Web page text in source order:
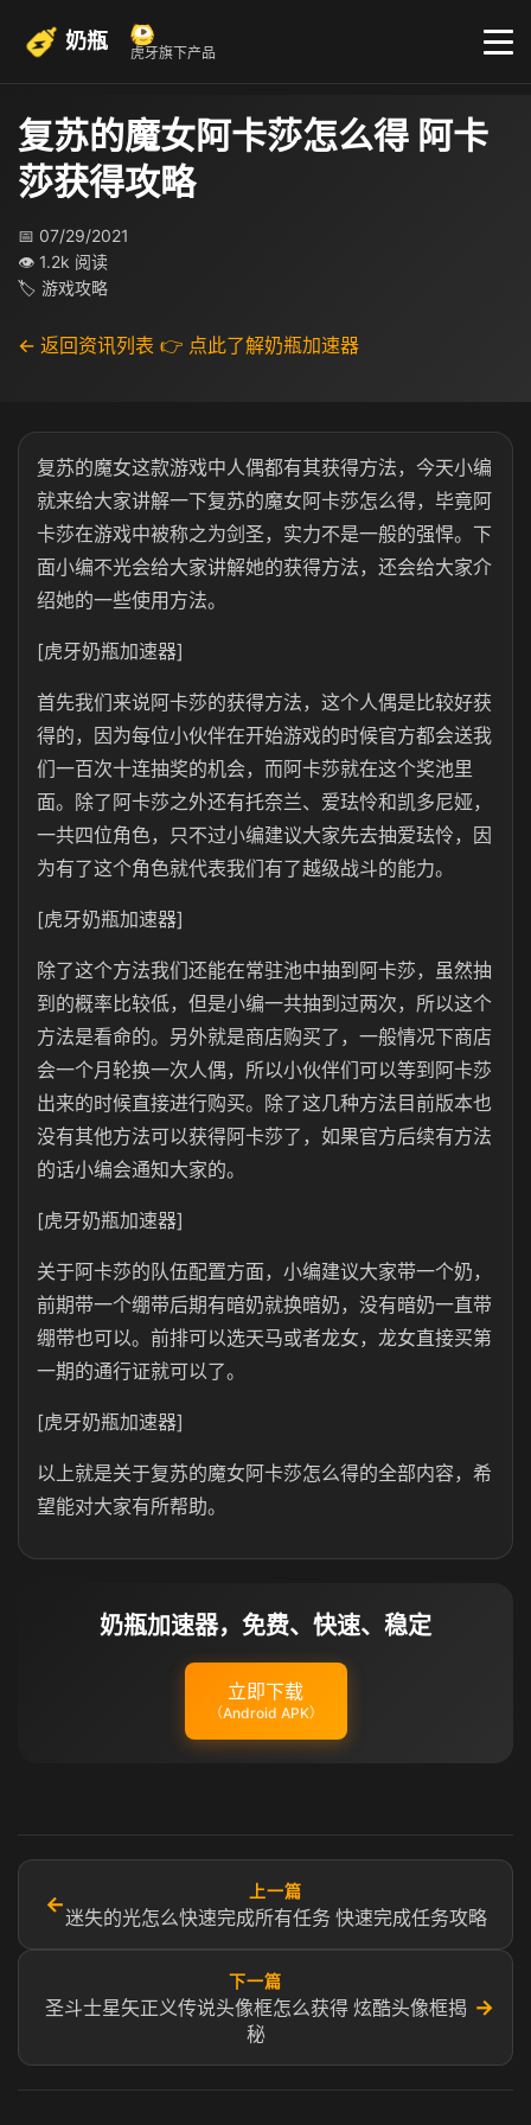
奶瓶 虎牙旗下产品
复苏的魔女阿卡莎怎么得 阿卡
莎获得攻略
📅 07/29/2021
👁 1.2k 阅读
🏷 游戏攻略
← 返回资讯列表 👉 点此了解奶瓶加速器
复苏的魔女这款游戏中人偶都有其获得方法，今天小编
就来给大家讲解一下复苏的魔女阿卡莎怎么得，毕竟阿
卡莎在游戏中被称之为剑圣，实力不是一般的强悍。下
面小编不光会给大家讲解她的获得方法，还会给大家介
绍她的一些使用方法。
[虎牙奶瓶加速器]
首先我们来说阿卡莎的获得方法，这个人偶是比较好获
得的，因为每位小伙伴在开始游戏的时候官方都会送我
们一百次十连抽奖的机会，而阿卡莎就在这个奖池里
面。除了阿卡莎之外还有托奈兰、爱珐怜和凯多尼娅，
一共四位角色，只不过小编建议大家先去抽爱珐怜，因
为有了这个角色就代表我们有了越级战斗的能力。
[虎牙奶瓶加速器]
除了这个方法我们还能在常驻池中抽到阿卡莎，虽然抽
到的概率比较低，但是小编一共抽到过两次，所以这个
方法是看命的。另外就是商店购买了，一般情况下商店
会一个月轮换一次人偶，所以小伙伴们可以等到阿卡莎
出来的时候直接进行购买。除了这几种方法目前版本也
没有其他方法可以获得阿卡莎了，如果官方后续有方法
的话小编会通知大家的。
[虎牙奶瓶加速器]
关于阿卡莎的队伍配置方面，小编建议大家带一个奶，
前期带一个绷带后期有暗奶就换暗奶，没有暗奶一直带
绷带也可以。前排可以选天马或者龙女，龙女直接买第
一期的通行证就可以了。
[虎牙奶瓶加速器]
以上就是关于复苏的魔女阿卡莎怎么得的全部内容，希
望能对大家有所帮助。
奶瓶加速器，免费、快速、稳定
立即下载
（Android APK）
←
上一篇
迷失的光怎么快速完成所有任务 快速完成任务攻略
下一篇
圣斗士星矢正义传说头像框怎么获得 炫酷头像框揭
秘
→